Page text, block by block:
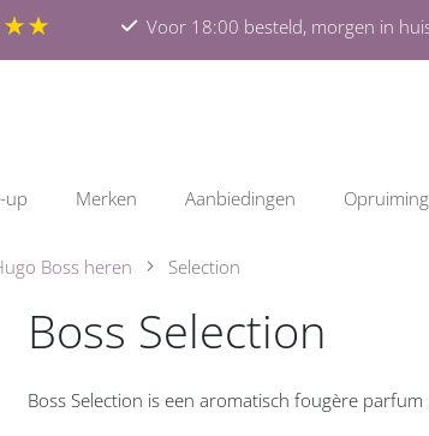
Voor 18:00 besteld, morgen in
up Merken Aanbiedingen Opruiming
Boss heren Selection
Boss Selection
Boss Selection is een aromatisch fougère